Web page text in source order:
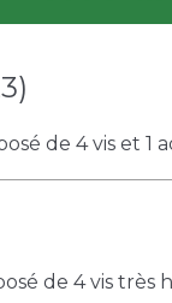
de 4 vis et 1
de 4 vis